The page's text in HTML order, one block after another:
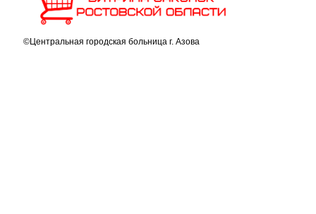
©Центральная городская больница г. Азова